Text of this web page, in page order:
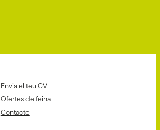
Envia el teu CV
Ofertes de feina
Contacte